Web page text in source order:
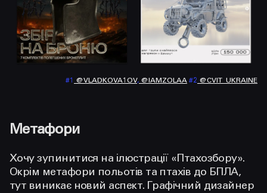
#1 @VLADKOVA1OV, @IAMZOLAA #2 @CVIT_UKRAINE
Метафори
Хочу зупинитися на ілюстрації «Птахозбору».
Окрім метафори польотів та птахів до БПЛА,
тут виникає новий аспект. Графічний дизайнер